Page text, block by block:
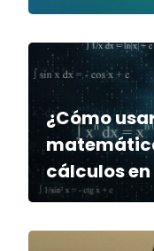
¿Cómo
cálculos en